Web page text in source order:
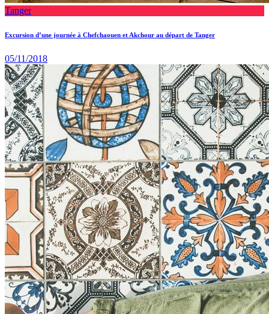
Tanger
Excursion d’une journée à Chefchaouen et Akchour au départ de Tanger
05/11/2018